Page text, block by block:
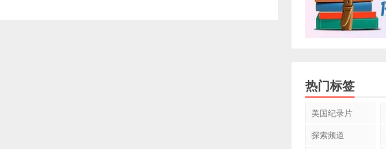
热门标签
美国纪录片
探索频道